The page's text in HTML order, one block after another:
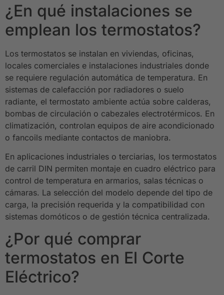
¿En qué instalaciones se
emplean los termostatos?
Los termostatos se instalan en viviendas, oficinas,
locales comerciales e instalaciones industriales donde
se requiere regulación automática de temperatura. En
sistemas de calefacción por radiadores o suelo
radiante, el termostato ambiente actúa sobre calderas,
bombas de circulación o cabezales electrotérmicos. En
climatización, controlan equipos de aire acondicionado
o fancoils mediante contactos de maniobra.
En aplicaciones industriales o terciarias, los termostatos
de carril DIN permiten montaje en cuadro eléctrico para
control de temperatura en armarios, salas técnicas o
cámaras. La selección del modelo depende del tipo de
carga, la precisión requerida y la compatibilidad con
sistemas domóticos o de gestión técnica centralizada.
¿Por qué comprar
termostatos en El Corte
Eléctrico?